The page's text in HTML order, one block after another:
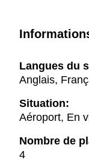
Langues du
Anglais,
Situation:
Aéroport, En
Nombre de
4